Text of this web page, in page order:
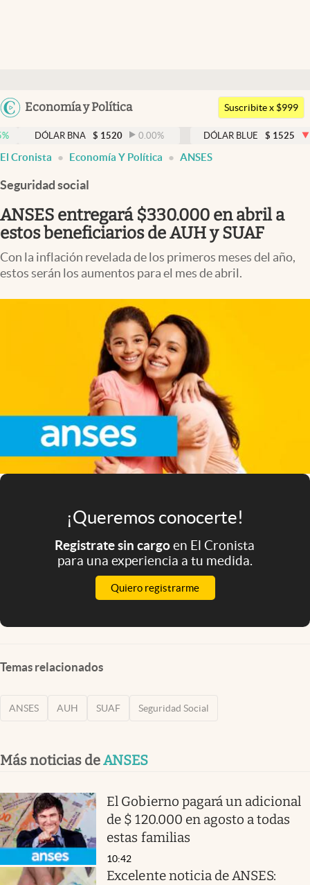
Argentina
Uruguay
Economía y Política
Members
Economía y Política
Finanzas y Mercados
Mercados Online
Negocios
Columnistas
Eventos Corporativos
El Cronista Studio
Mediakit
Argentina
Suscribite x $999
BNA $ 1520 0.00% DÓLAR BLUE $ 1525 -0.33%
El Cronista Economía Y Política ANSES
Seguridad social
ANSES entregará $330.000 en abril a
estos beneficiarios de AUH y SUAF
Con la inflación revelada de los primeros meses del año,
estos serán los aumentos para el mes de abril.
¡Queremos conocerte!
Registrate sin cargoen El Cronista
para una experiencia a tu medida.
Quiero registrarme
Temas relacionados
ANSES AUH SUAF Seguridad Social
Más noticias deANSES
El Gobierno pagará un adicional
de $ 120.000 en agosto a todas
estas familias
10:42
Excelente noticia de ANSES: